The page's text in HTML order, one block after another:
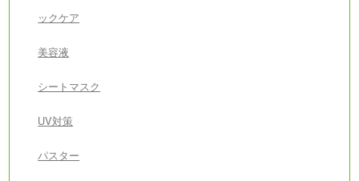
ックケア
美容液
シートマスク
UV対策
パスター